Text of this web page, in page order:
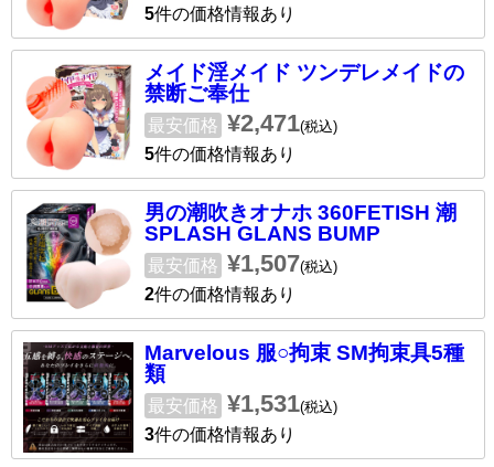
5件の価格情報あり
メイド淫メイド ツンデレメイドの
禁断ご奉仕
最安価格 ¥2,471(税込)
5件の価格情報あり
男の潮吹きオナホ 360FETISH 潮
SPLASH GLANS BUMP
最安価格 ¥1,507(税込)
2件の価格情報あり
Marvelous 服○拘束 SM拘束具5種
類
最安価格 ¥1,531(税込)
3件の価格情報あり